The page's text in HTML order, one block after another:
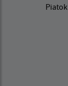
Piatok